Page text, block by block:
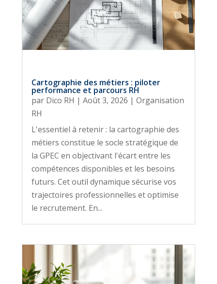
Cartographie des métiers : piloter
performance et parcours RH
par Dico RH | Août 3, 2026 | Organisation
RH
L'essentiel à retenir : la cartographie des
métiers constitue le socle stratégique de
la GPEC en objectivant l'écart entre les
compétences disponibles et les besoins
futurs. Cet outil dynamique sécurise vos
trajectoires professionnelles et optimise
le recrutement. En...